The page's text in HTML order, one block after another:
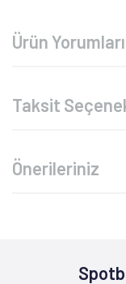
Ürün Yorumları
Taksit
Önerileriniz